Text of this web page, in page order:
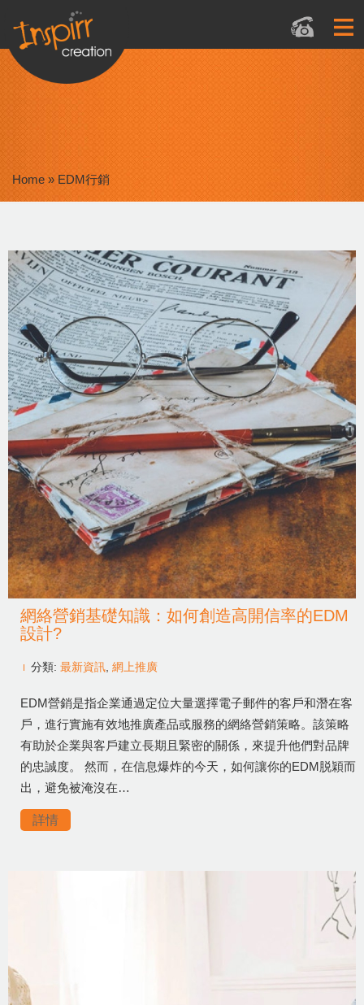
Home » EDM行銷
網絡營銷基礎知識：如何創造高開信率的EDM
設計?
分類: 最新資訊 網上推廣
EDM營銷是指企業通過定位大量選擇電子郵件的客戶和潛在客
戶，進行實施有效地推廣產品或服務的網絡營銷策略。該策略
有助於企業與客戶建立長期且緊密的關係，來提升他們對品牌
的忠誠度。 然而，在信息爆炸的今天，如何讓你的EDM脱穎而
出，避免被淹沒在…
詳情